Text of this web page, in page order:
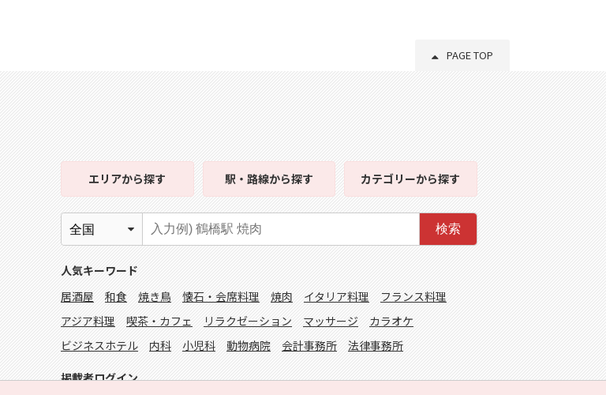
PAGE TOP
エリアから探す 駅・路線から探す カテゴリーから探す
検索
人気キーワード
居酒屋
和食 焼き鳥 懐石・会席料理 焼肉 イタリア料理
フランス料理
アジア料理
喫茶・カフェ リラクゼーション マッサージ
カラオケ
ビジネスホテル
内科 小児科 動物病院 会計事務所 法律事務所
掲載者ログイン